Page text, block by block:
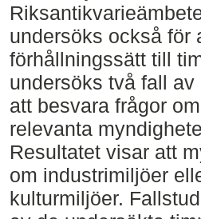
undersöks också för
förhållningssätt till
undersöks två fall
att besvara frågor
relevanta
Resultatet visar att
om industrimiljöer
kulturmiljöer.